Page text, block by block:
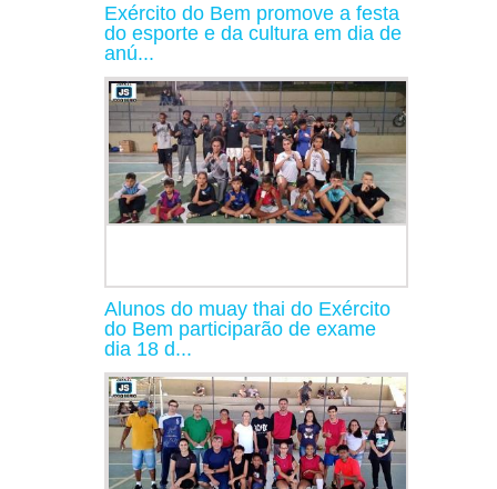
Exército do Bem promove a festa
do esporte e da cultura em dia de
anú...
Alunos do muay thai do Exército
do Bem participarão de exame
dia 18 d...